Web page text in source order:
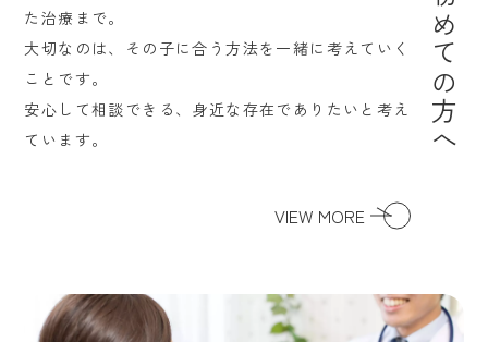
た治療まで。
大切なのは、その子に合う方法を一緒に考えていく
ことです。
安心して相談できる、身近な存在でありたいと考え
ています。
VIEW MORE